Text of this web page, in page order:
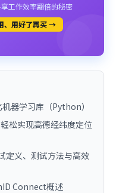
工作效率翻倍的秘密
、用好了再买 →
器学习库（Python）
松实现高德经纬度定位
定义、测试方法与高效
Connect概述